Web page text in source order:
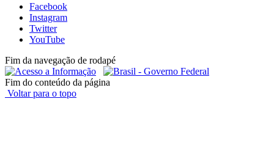
Facebook
Instagram
Twitter
YouTube
Fim da navegação de rodapé
Fim do conteúdo da página
Voltar para o topo